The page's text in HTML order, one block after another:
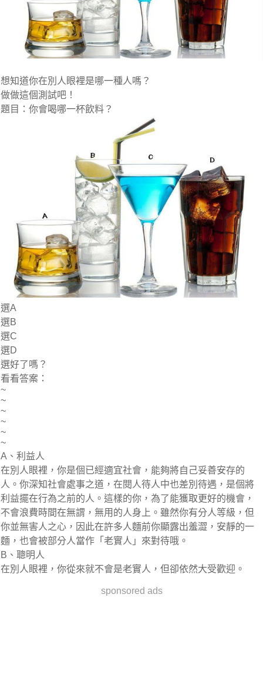
想知道你在別人眼裡是哪一種人嗎？
做做這個測試吧！
題目：你會喝哪一杯飲料？
選A
選B
選C
選D
選好了嗎？
看看答案：
~
~
~
~
~
~
A、利益人
在別人眼裡，你是個已經適宜社會，能夠將自己妥善安存的
人。你深知社會處事之道，在閱人待人中也差別待遇，是個將
利益擺在行為之前的人。這樣的你，為了能獲取更好的機會，
不會浪費時間在無謂，無用的人身上。雖然你有分人等級，但
你並無害人之心，因此在許多人麵前你顯露出羞澀，安靜的一
麵，也會被部分人當作「老實人」來對待哦。
B、聰明人
在別人眼裡，你從來就不會是老實人，但卻依然大受歡迎。
sponsored ads